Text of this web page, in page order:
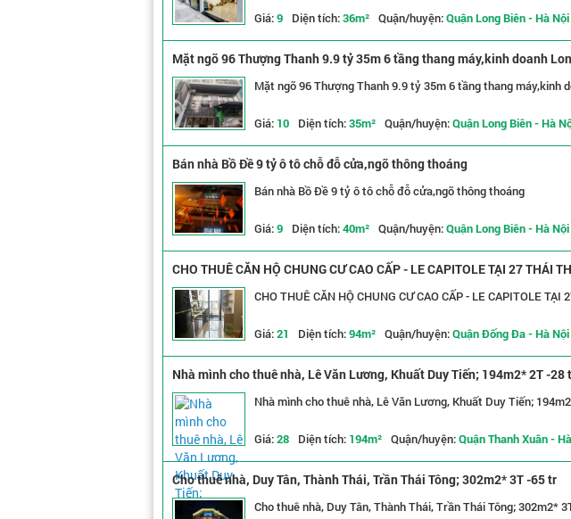
Giá:9 Diện tích:36m² Quận/huyện:Quận Long Biên - Hà Nội
Mặt ngõ 96 Thượng Thanh 9.9 tỷ 35m 6 tầng thang máy,kinh doanh
Mặt ngõ 96 Thượng Thanh 9.9 tỷ 35m 6 tầng thang máy,kinh
Giá: 10 Diện tích:35m² Quận/huyện:Quận Long Biên - Hà
Bán nhà Bồ Đề 9 tỷ ô tô chỗ đỗ cửa,ngõ thông thoáng
Bán nhà Bồ Đề 9 tỷ ô tô chỗ đỗ cửa,ngõ thông thoáng
Giá:9 Diện tích:40m² Quận/huyện:Quận Long Biên - Hà Nội
CHO THUÊ CĂN HỘ CHUNG CƯ CAO CẤP - LE CAPITOLE TẠI 27 THÁI
CHO THUÊ CĂN HỘ CHUNG CƯ CAO CẤP -
Giá:21 Diện tích:94m² Quận/huyện:Quận Đống Đa - Hà Nội
Nhà mình cho thuê nhà, Lê Văn Lương, Khuất Duy Tiến; 194m2* 2T -28
Nhà mình cho thuê nhà, Lê Văn Lương, Khuất Duy Tiến;
Giá:28 Diện tích: 194m² Quận/huyện:Quận Thanh Xuân -
Cho thuê nhà, Duy Tân, Thành Thái, Trần Thái Tông; 302m2* 3T -65 tr
Cho thuê nhà, Duy Tân, Thành Thái, Trần Thái Tông; 302m2*